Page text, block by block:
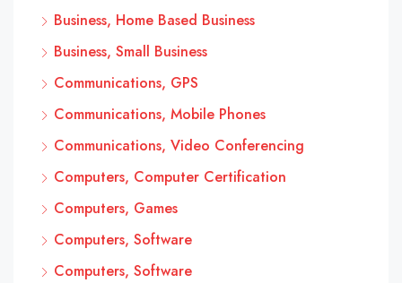
Business, Home Based Business
Business, Small Business
Communications, GPS
Communications, Mobile Phones
Communications, Video Conferencing
Computers, Computer Certification
Computers, Games
Computers, Software
Computers, Software